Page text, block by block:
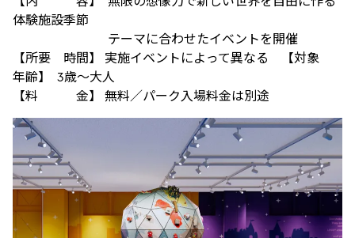
体験施設季節
テーマに合わせたイベントを開催
【所要 時間】 実施イベントによって異なる 【対象
年齢】 3歳～大人
【料 金】 無料／パーク入場料金は別途